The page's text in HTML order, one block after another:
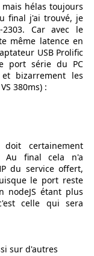
hélas toujours
final j'ai trouvé, je
Car avec le
même latence en
USB Prolific
port série du PC
bizarrement les
380ms) :
certainement
Au final cela n'a
du service offert,
le port reste
nodeJS étant plus
celle qui sera
sur d'autres